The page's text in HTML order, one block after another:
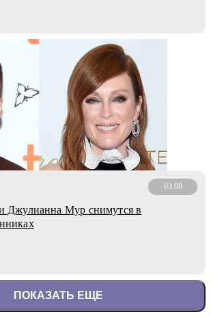
03.08
Джулианна Мур снимутся в
ПОКАЗАТЬ ЕЩЕ